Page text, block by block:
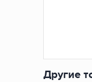
Другие